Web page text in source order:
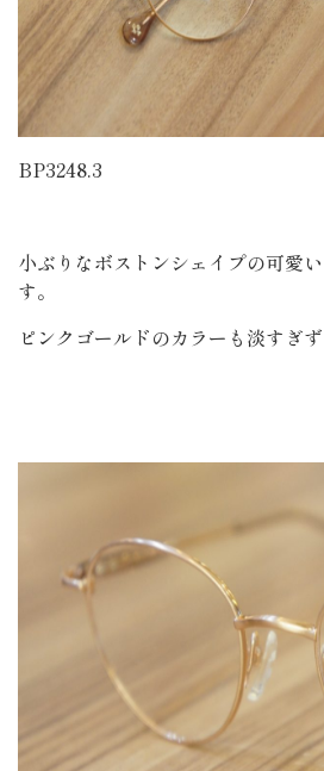
BP3248.3
小ぶりなボストンシェイプの可愛
す。
ピンクゴールドのカラーも淡すぎず